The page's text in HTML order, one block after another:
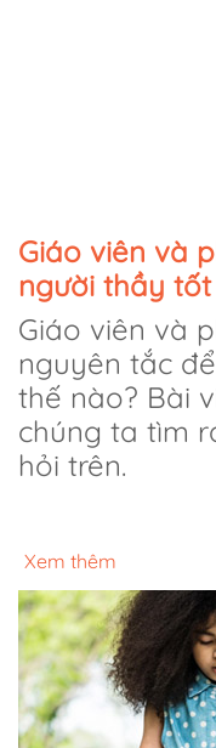
Giáo viên và
người thầy
Giáo viên và
nguyên tắc
thế nào? Bài
chúng ta tìm
hỏi trên.
Xem thêm